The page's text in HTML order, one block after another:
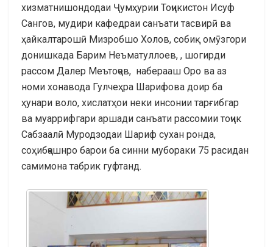
хизматнишондодаи Ҷумҳурии Тоҷикистон Исуф
Сангов, мудири кафедраи санъати тасвирӣ ва
ҳайкалтарошӣ Мизробшо Холов, собиқ омӯзгори
донишкада Барим Неъматуллоев, , шогирди
рассом Далер Меътоҷев, наберааш Оро ва аз
номи хонавода Гулчеҳра Шарифова доир ба
ҳунари воло, хислатҳои неки инсонии тарғибгар
ва муаррифгари аршади санъати рассомии тоҷик
Сабзаалӣ Муродзодаи Шариф сухан ронда,
соҳибҷашнро барои ба синни мубораки 75 расидан
самимона табрик гуфтанд.